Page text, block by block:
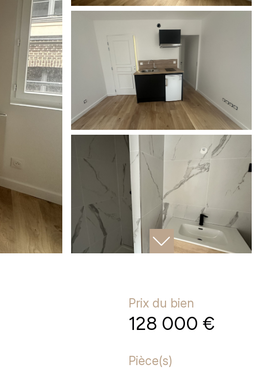
Prix du bien
128 000 €
Pièce(s)